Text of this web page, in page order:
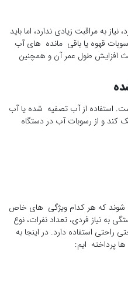
به مراقبت زیادی ندارد، اما باید
رسوبات قهوه یا باقی مانده های آب
افزایش طول عمر آن و همچنین
استفاده از آب تصفیه شده یا آب
کند و از رسوبات آب در دستگاه
شوند که هر کدام ویژگی های خاص
به نیاز فردی، تعداد نفرات، نوع
استفاده دارد. در اینجا به
پرداخته ایم: